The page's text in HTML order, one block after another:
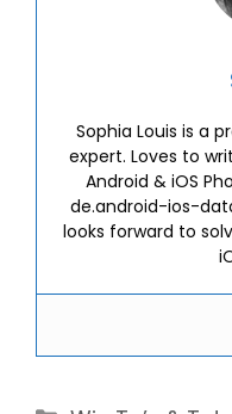
Sophia Louis is a
expert. Loves to
Android & iOS
de.android-ios-
looks forward to